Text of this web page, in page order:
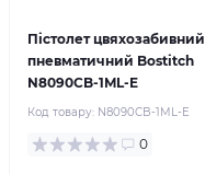
Пістолет цвяхозабивний
пневматичний Bostitch
N8090CB-1ML-E
Код товару: N8090CB-1ML-E
0